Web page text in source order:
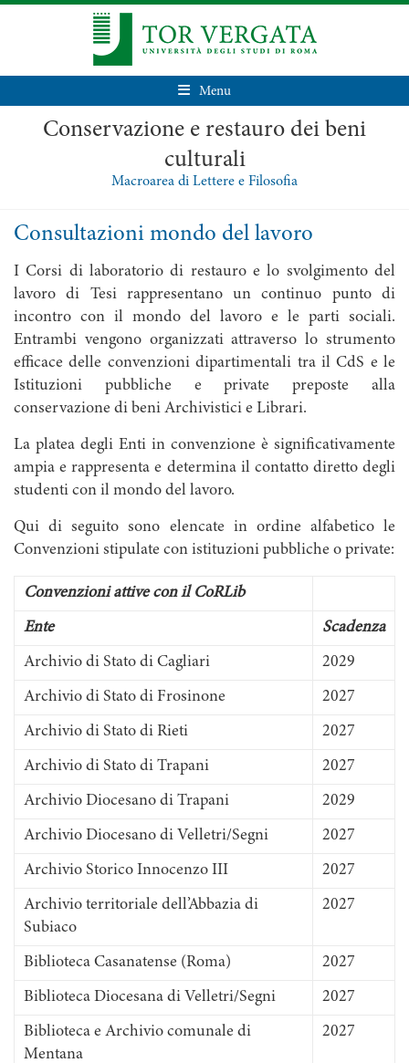
Menu
Conservazione e restauro dei beni
culturali
Macroarea di Lettere e Filosofia
Consultazioni mondo del lavoro
I Corsi di laboratorio di restauro e lo svolgimento del
lavoro di Tesi rappresentano un continuo punto di
incontro con il mondo del lavoro e le parti sociali.
Entrambi vengono organizzati attraverso lo strumento
efficace delle convenzioni dipartimentali tra il CdS e le
Istituzioni pubbliche e private preposte alla
conservazione di beni Archivistici e Librari.
La platea degli Enti in convenzione è significativamente
ampia e rappresenta e determina il contatto diretto degli
studenti con il mondo del lavoro.
Qui di seguito sono elencate in ordine alfabetico le
Convenzioni stipulate con istituzioni pubbliche o private:
Convenzioni attive con il CoRLib
Ente Scadenza
Archivio di Stato di Cagliari 2029
Archivio di Stato di Frosinone 2027
Archivio di Stato di Rieti 2027
Archivio di Stato di Trapani 2027
Archivio Diocesano di Trapani 2029
Archivio Diocesano di Velletri/Segni 2027
Archivio Storico Innocenzo III 2027
Archivio territoriale dell’Abbazia di
Subiaco
2027
Biblioteca Casanatense (Roma) 2027
Biblioteca Diocesana di Velletri/Segni 2027
Biblioteca e Archivio comunale di
Mentana
2027